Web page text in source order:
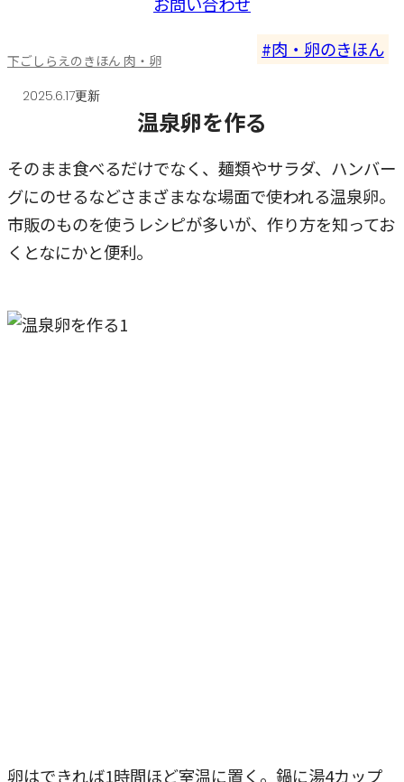
下ごしらえのきほん 肉・卵 肉・卵のきほん
2025.6.17更新
温泉卵を作る
そのまま食べるだけでなく、麺類やサラダ、ハンバー
グにのせるなどさまざまなな場面で使われる温泉卵。
市販のものを使うレシピが多いが、作り方を知ってお
くとなにかと便利。
卵はできれば1時間ほど室温に置く。鍋に湯4カップ